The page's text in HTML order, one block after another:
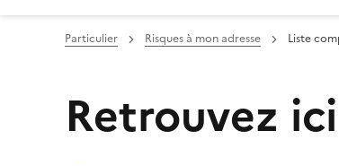
Particulier Risques à mon adresse Liste
Retrouvez